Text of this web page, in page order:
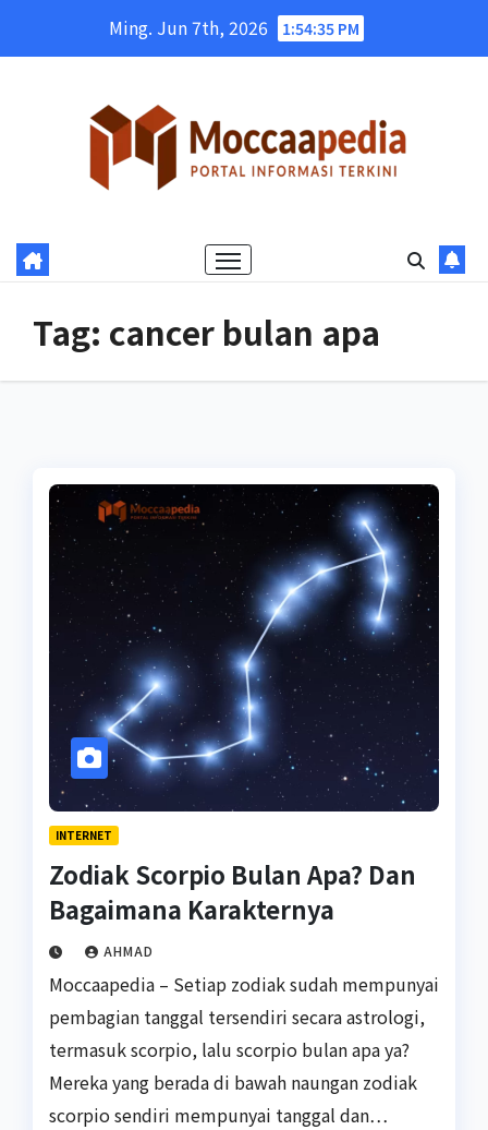
Ming. Jun 7th, 2026 1:54:36 PM
Tag: cancer bulan apa
INTERNET
Zodiak Scorpio Bulan Apa? Dan
Bagaimana Karakternya
AHMAD
Moccaapedia – Setiap zodiak sudah mempunyai
pembagian tanggal tersendiri secara astrologi,
termasuk scorpio, lalu scorpio bulan apa ya?
Mereka yang berada di bawah naungan zodiak
scorpio sendiri mempunyai tanggal dan…